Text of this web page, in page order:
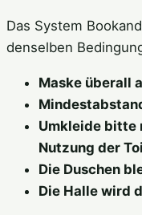
Das System
denselben
Maske überall
Umkleide bitte
Nutzung der
Die Duschen
Die Halle wird